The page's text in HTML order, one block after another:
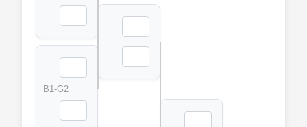
...
...
B1-G2
...
...
...
...